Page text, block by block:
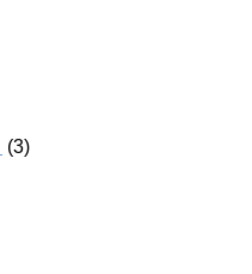
(3)